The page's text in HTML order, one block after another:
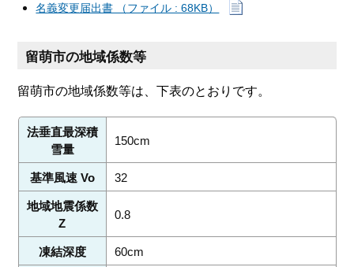
名義変更届出書 （ファイル : 68KB）
留萌市の地域係数等
留萌市の地域係数等は、下表のとおりです。
法垂直最深積
雪量
150cm
基準風速 Vo 32
地域地震係数
Z
0.8
凍結深度 60cm